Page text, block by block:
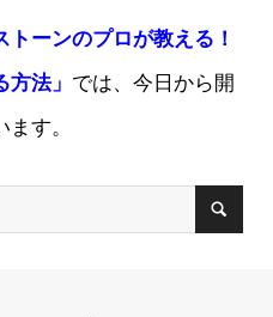
ーンのプロが教える！
法」 では、今日から開
す。